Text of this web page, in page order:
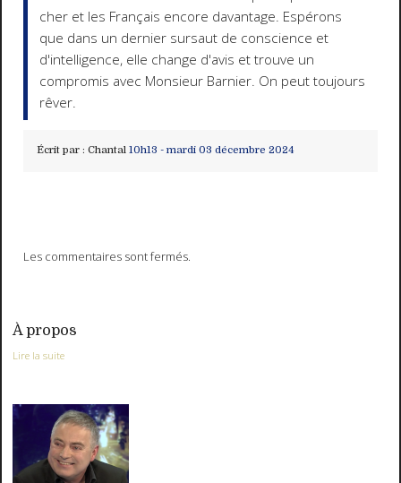
cher et les Français encore davantage. Espérons
que dans un dernier sursaut de conscience et
d'intelligence, elle change d'avis et trouve un
compromis avec Monsieur Barnier. On peut toujours
rêver.
Écrit par : Chantal 10h13 - mardi 03 décembre 2024
Les commentaires sont fermés.
À propos
Lire la suite